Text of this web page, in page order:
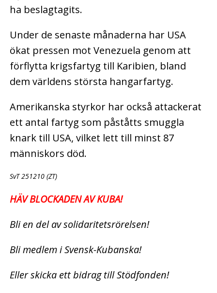
ha beslagtagits.
Under de senaste månaderna har USA
ökat pressen mot Venezuela genom att
förflytta krigsfartyg till Karibien, bland
dem världens största hangarfartyg.
Amerikanska styrkor har också attackerat
ett antal fartyg som påståtts smuggla
knark till USA, vilket lett till minst 87
människors död.
SvT 251210 (ZT)
HÄV BLOCKADEN AV KUBA!
Bli en del av solidaritetsrörelsen!
Bli medlem i Svensk-Kubanska!
Eller skicka ett bidrag till Stödfonden!